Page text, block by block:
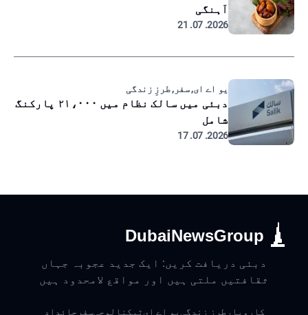
آہنگی
2026. 07. 21
یو اے ای, سفر, طرزِ زندگی
دبئی میں سالک نظام میں ۲۱،۰۰۰ پارکنگ
شامل
2026. 07. 17
DubaiNewsGroup
دبئی دریافت کریں: ایک جدید عجوبہ جہاں
ثقافتیں ملتی ہیں اور مواقع لامحدود ہیں
کاروبار طرزِ زندگی یو اے ایٹیکنالوجیسفر جائداد